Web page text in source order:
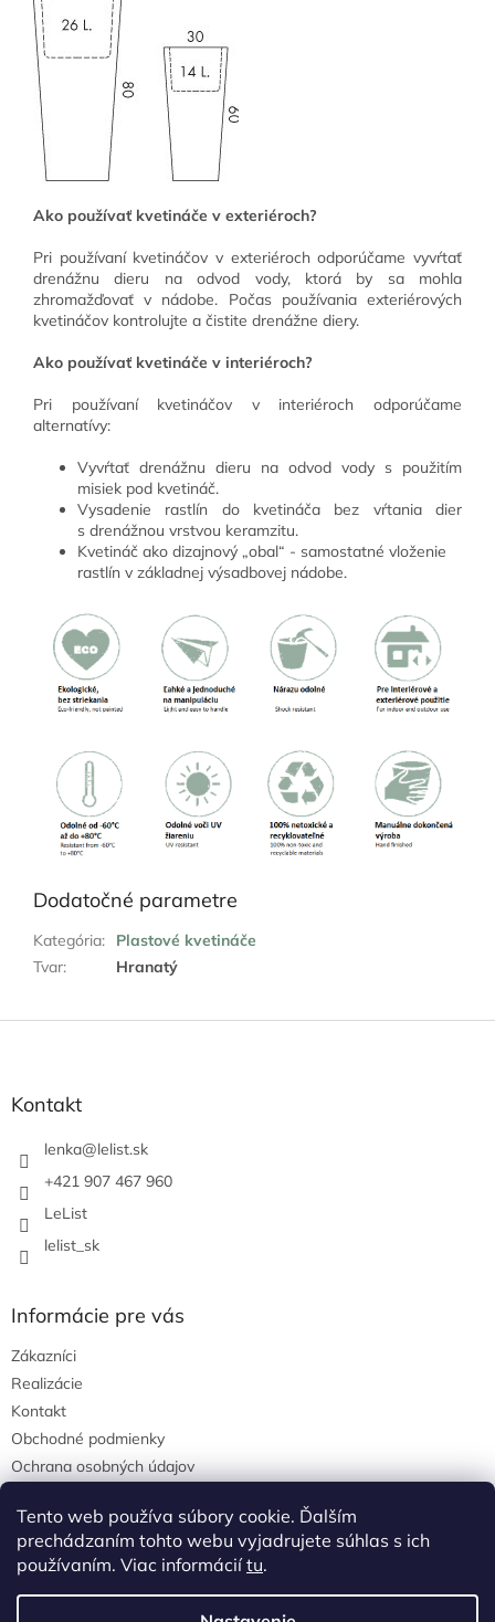
Tento web používa súbory cookie. Ďalším
prechádzaním tohto webu vyjadrujete súhlas s ich
používaním. Viac informáciítu.
Ako používať kvetináče v exteriéroch?
Pri používaní kvetináčov v exteriéroch odporúčame vyvŕtať
drenážnu dieru na odvod vody, ktorá by sa mohla
zhromažďovať v nádobe. Počas používania exteriérových
kvetináčov kontrolujte a čistite drenážne diery.
Ako používať kvetináče v interiéroch?
Pri používaní kvetináčov v interiéroch odporúčame
alternatívy:
Vyvŕtať drenážnu dieru na odvod vody s použitím
misiek pod kvetináč.
Vysadenie rastlín do kvetináča bez vŕtania dier
s drenážnou vrstvou keramzitu.
Kvetináč ako dizajnový „obal“ - samostatné vloženie
rastlín v základnej výsadbovej nádobe.
Dodatočné parametre
Kategória:
Plastové kvetináče
Tvar: Hranatý
Z
Kontakt
lenka@lelist.sk
+421 907 467 960
LeList
lelist_sk
Informácie pre vás
Zákazníci
Realizácie
Kontakt
Obchodné podmienky
Ochrana osobných údajov
Pinterest